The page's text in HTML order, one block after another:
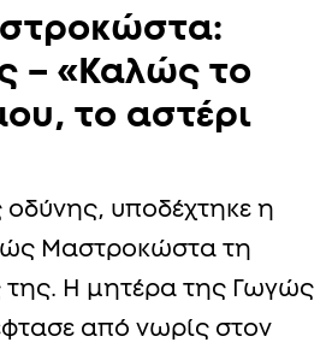
– «Καλώς το
το αστέρι
οδύνης, υποδέχτηκε η
Μαστροκώστα τη
της. Η μητέρα της Γωγώς
από νωρίς στον